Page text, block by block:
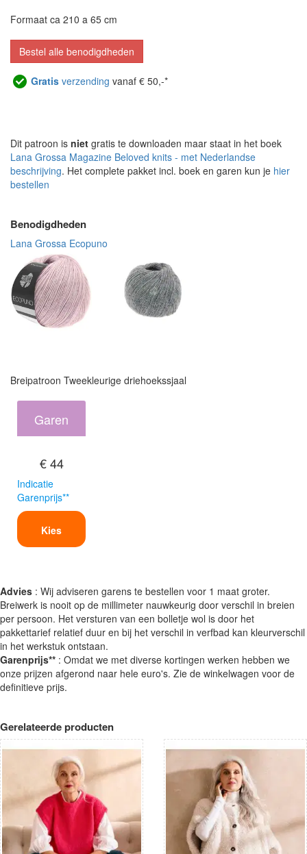
Formaat ca 210 a 65 cm
Bestel alle benodigdheden
Gratis verzending vanaf € 50,-*
Dit patroon is niet gratis te downloaden maar staat in het boek
Lana Grossa Magazine Beloved knits - met Nederlandse
beschrijving. Het complete pakket incl. boek en garen kun je hier
bestellen
Benodigdheden
Lana Grossa Ecopuno
Breipatroon Tweekleurige driehoekssjaal
Garen
€ 44
Indicatie
Garenprijs**
Kies
Advies : Wij adviseren garens te bestellen voor 1 maat groter.
Breiwerk is nooit op de millimeter nauwkeurig door verschil in breien
per persoon. Het versturen van een bolletje wol is door het
pakkettarief relatief duur en bij het verschil in verfbad kan kleurverschil
in het werkstuk ontstaan.
Garenprijs** : Omdat we met diverse kortingen werken hebben we
onze prijzen afgerond naar hele euro's. Zie de winkelwagen voor de
definitieve prijs.
Gerelateerde producten